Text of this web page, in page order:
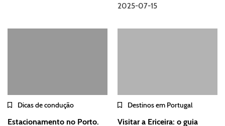
2025-07-15
Dicas de condução
Estacionamento no Porto.
Destinos em Portugal
Visitar a Ericeira: o guia